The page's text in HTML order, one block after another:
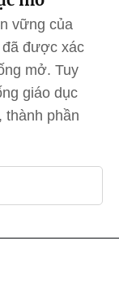
vững của
đã được xác
mở. Tuy
giáo dục
thành phần